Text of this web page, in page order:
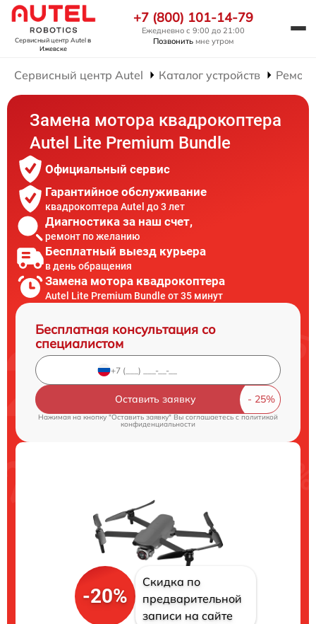
Сервисный центр Autelв
Ижевске
+7 (800) 101-14-79
Ежедневно с 9:00 до 21:00
Позвонить мне утром
Сервисный центр Autel Каталог устройств
Замена мотора квадрокоптера
Autel Lite Premium Bundle
Официальный сервис
Гарантийное обслуживание
квадрокоптера Autel до 3 лет
Диагностика за наш счет,
ремонт по желанию
Бесплатный выезд курьера
в день обращения
Замена мотора квадрокоптера
Autel Lite Premium Bundle от 35 минут
Бесплатная консультация со
специалистом
Оставить заявку
Нажимая на кнопку "Оставить заявку" Вы соглашаетесь c политикой
конфиденциальности
-20%
Скидка по
предварительной
записи на сайте